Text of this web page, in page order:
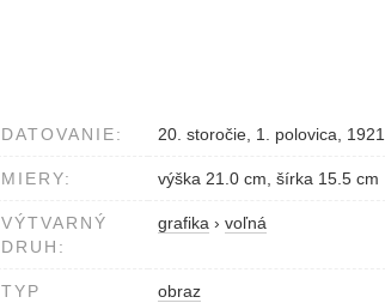
DATOVANIE: 20. storočie, 1. polovica, 1921
MIERY: výška 21.0 cm, šírka 15.5 cm
VÝTVARNÝ
DRUH:
grafika › voľná
TYP
obraz